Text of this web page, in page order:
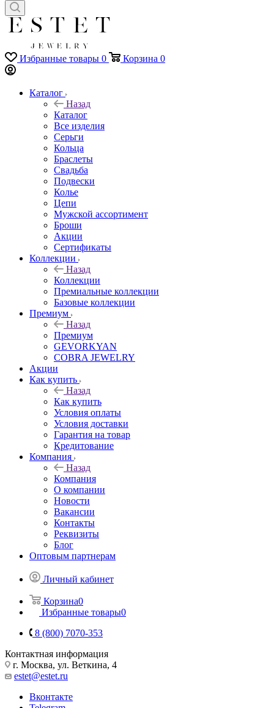
Избранные товары 0 Корзина 0
Каталог
Назад
Каталог
Все изделия
Серьги
Кольца
Браслеты
Свадьба
Подвески
Колье
Цепи
Мужской ассортимент
Броши
Акции
Сертификаты
Коллекции
Назад
Коллекции
Премиальные коллекции
Базовые коллекции
Премиум
Назад
Премиум
GEVORKYAN
COBRA JEWELRY
Акции
Как купить
Назад
Как купить
Условия оплаты
Условия доставки
Гарантия на товар
Кредитование
Компания
Назад
Компания
О компании
Новости
Вакансии
Контакты
Реквизиты
Блог
Оптовым партнерам
Личный кабинет
Корзина0
Избранные товары0
8 (800) 7070-353
Контактная информация
г. Москва, ул. Веткина, 4
estet@estet.ru
Вконтакте